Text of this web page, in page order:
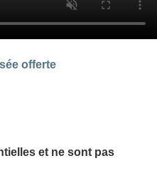
offerte
et ne sont pas